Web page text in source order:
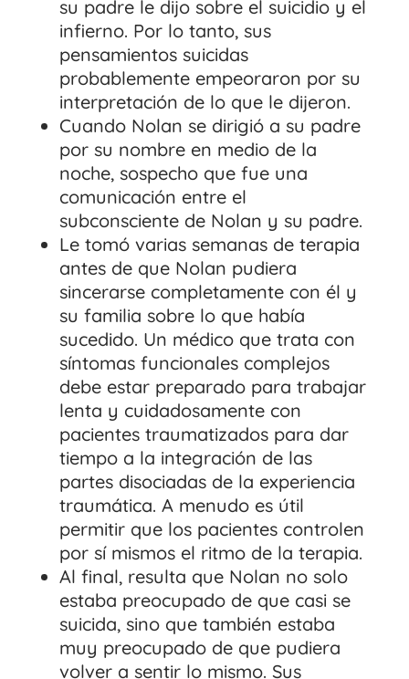
su padre le dijo sobre el suicidio y el
infierno. Por lo tanto, sus
pensamientos suicidas
probablemente empeoraron por su
interpretación de lo que le dijeron.
Cuando Nolan se dirigió a su padre
por su nombre en medio de la
noche, sospecho que fue una
comunicación entre el
subconsciente de Nolan y su padre.
Le tomó varias semanas de terapia
antes de que Nolan pudiera
sincerarse completamente con él y
su familia sobre lo que había
sucedido. Un médico que trata con
síntomas funcionales complejos
debe estar preparado para trabajar
lenta y cuidadosamente con
pacientes traumatizados para dar
tiempo a la integración de las
partes disociadas de la experiencia
traumática. A menudo es útil
permitir que los pacientes controlen
por sí mismos el ritmo de la terapia.
Al final, resulta que Nolan no solo
estaba preocupado de que casi se
suicida, sino que también estaba
muy preocupado de que pudiera
volver a sentir lo mismo. Sus